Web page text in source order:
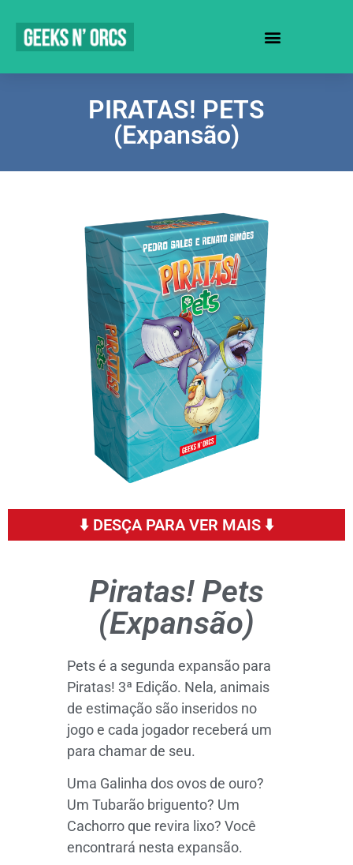
PIRATAS! PETS
(Expansão)
⬇️ DESÇA PARA VER MAIS ⬇️
Piratas! Pets
(Expansão)
Pets é a segunda expansão para
Piratas! 3ª Edição. Nela, animais
de estimação são inseridos no
jogo e cada jogador receberá um
para chamar de seu.
Uma Galinha dos ovos de ouro?
Um Tubarão briguento? Um
Cachorro que revira lixo? Você
encontrará nesta expansão.